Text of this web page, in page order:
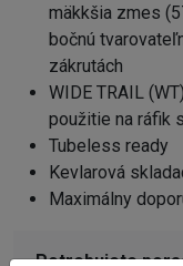
mäkkšia zmes
bočnú
zákrutách
WIDE TRAIL
použitie na ráfik
Tubeless ready
Kevlarová
Maximálny
Potrebujete